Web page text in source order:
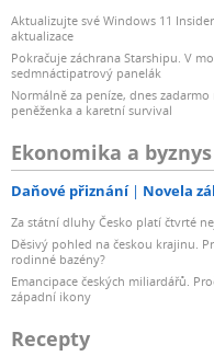
Aktualizujte své Windows 11
aktualizace
Pokračuje záchrana Starshipu. V
sedmnáctipatrový panelák
Normálně za peníze, dnes
peněženka a karetní survival
Ekonomika a byznys
Daňové přiznání Novela
Za státní dluhy Česko platí čtvrté
Děsivý pohled na českou krajinu.
rodinné bazény?
Emancipace českých miliardářů.
západní ikony
Recepty